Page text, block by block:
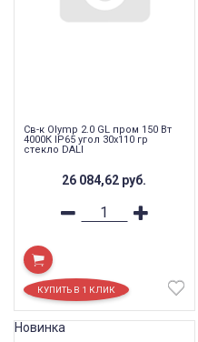
Св-к Olymp 2.0 GL пром 150 Вт
4000К IP65 угол 30x110 гр
стекло DALI
26 084,62 руб.
Новинка